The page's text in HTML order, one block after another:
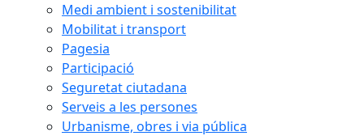
Medi ambient i sostenibilitat
Mobilitat i transport
Pagesia
Participació
Seguretat ciutadana
Serveis a les persones
Urbanisme, obres i via pública